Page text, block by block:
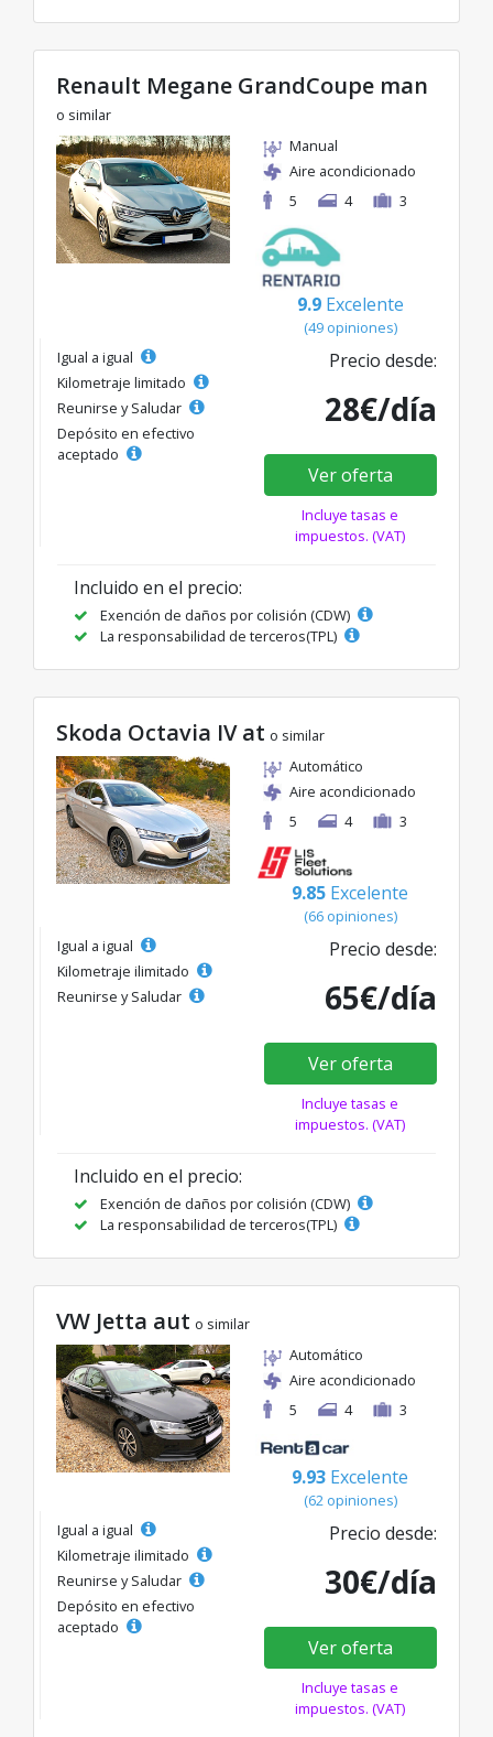
Renault Megane GrandCoupe man
o similar
Manual
Aire acondicionado
5
4 3
9.9 Excelente
(49 opiniones)
Igual a igual
Kilometraje limitado
Reunirse y Saludar
Depósito en efectivo
aceptado
Precio desde:
28€/día
Ver oferta
Incluye tasas e
impuestos. (VAT)
Incluido en el precio:
Exención de daños por colisión (CDW)
La responsabilidad de terceros(TPL)
Skoda Octavia IV at o similar
Automático
Aire acondicionado
5
4 3
9.85 Excelente
(66 opiniones)
Igual a igual
Kilometraje ilimitado
Reunirse y Saludar
Precio desde:
65€/día
Ver oferta
Incluye tasas e
impuestos. (VAT)
Incluido en el precio:
Exención de daños por colisión (CDW)
La responsabilidad de terceros(TPL)
VW Jetta aut o similar
Automático
Aire acondicionado
5
4 3
9.93 Excelente
(62 opiniones)
Igual a igual
Kilometraje ilimitado
Reunirse y Saludar
Depósito en efectivo
aceptado
Precio desde:
30€/día
Ver oferta
Incluye tasas e
impuestos. (VAT)